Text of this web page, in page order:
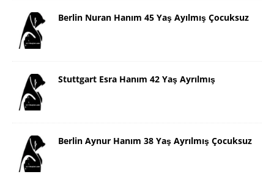
Berlin Nuran Hanım 45 Yaş Ayılmış Çocuksuz
Stuttgart Esra Hanım 42 Yaş Ayrılmış
Berlin Aynur Hanım 38 Yaş Ayrılmış Çocuksuz